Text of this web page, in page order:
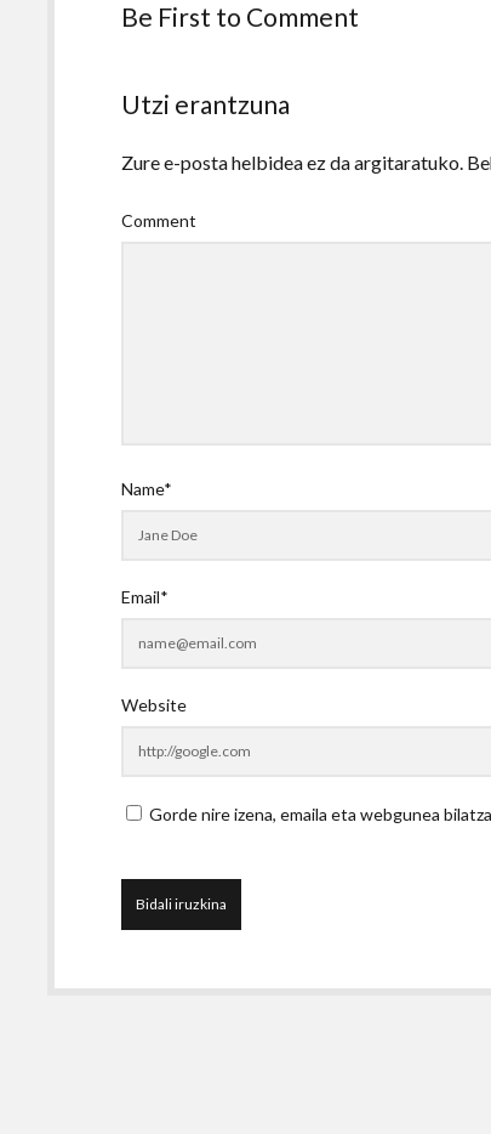
Be First to Comment
Utzi erantzuna
Zure e-posta helbidea ez da argitaratuko.
Comment
Name*
Email*
Website
Gorde nire izena, emaila eta webgunea